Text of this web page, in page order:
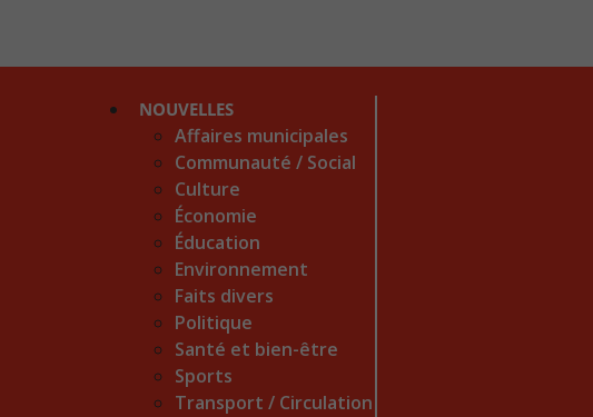
NOUVELLES
Affaires municipales
Communauté / Social
Culture
Économie
Éducation
Environnement
Faits divers
Politique
Santé et bien-être
Sports
Transport / Circulation